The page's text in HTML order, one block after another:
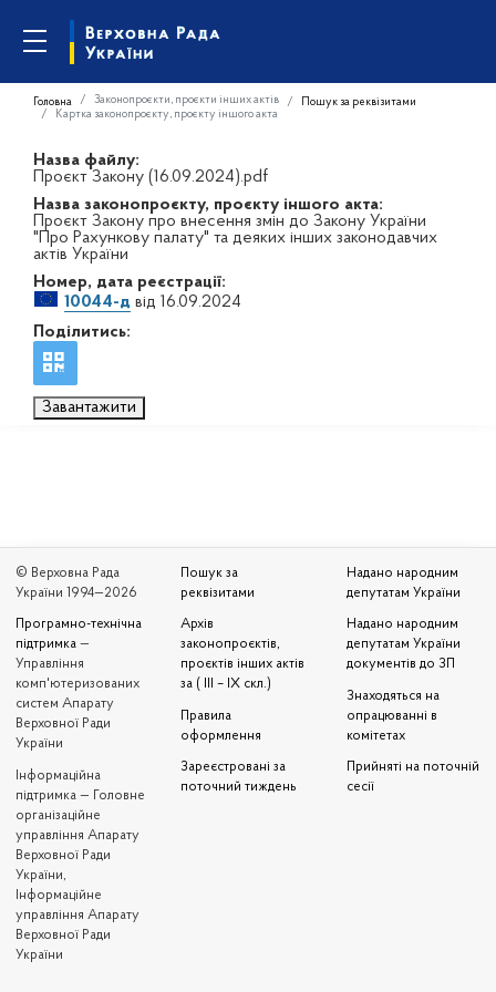
Головна Законопроєкти, проєкти інших актів
Пошук за реквізитами
Картка законопроєкту, проєкту іншого акта
Назва файлу:
Проєкт Закону (16.09.2024).pdf
Назва законопроєкту, проєкту іншого акта:
Проєкт Закону про внесення змін до Закону України
"Про Рахункову палату" та деяких інших законодавчих
актів України
Номер, дата реєстрації:
10044-двід 16.09.2024
Поділитись:
Завантажити
© Верховна Рада
України 1994—2026
Програмно-технічна
підтримка —
Управління
комп'ютеризованих
систем Апарату
Верховної Ради
України
Iнформаційна
підтримка — Головне
організаційне
управління Апарату
Верховної Ради
України,
Інформаційне
управління Апарату
Верховної Ради
України
Пошук за
реквізитами
Архів
законопроєктів,
проєктів інших актів
за ( III – IX скл.)
Правила
оформлення
Зареєстровані за
поточний тиждень
Надано народним
депутатам України
Надано народним
депутатам України
документів до ЗП
Знаходяться на
опрацюванні в
комітетах
Прийняті на поточній
сесії